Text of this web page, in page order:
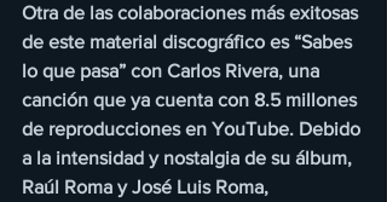
Otra de las colaboraciones más exitosas
de este material discográfico es “Sabes
lo que pasa” con Carlos Rivera, una
canción que ya cuenta con 8.5 millones
de reproducciones en YouTube. Debido
a la intensidad y nostalgia de su álbum,
Raúl Roma y José Luis Roma,